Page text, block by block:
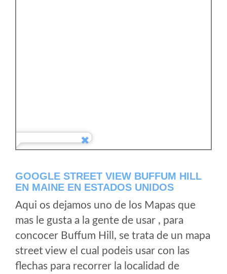
GOOGLE STREET VIEW BUFFUM HILL
EN MAINE EN ESTADOS UNIDOS
Aqui os dejamos uno de los Mapas que
mas le gusta a la gente de usar , para
concocer Buffum Hill, se trata de un mapa
street view el cual podeis usar con las
flechas para recorrer la localidad de